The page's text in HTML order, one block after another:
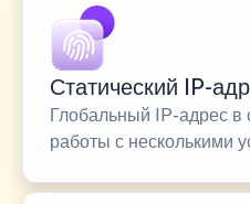
Статический IP-
Глобальный IP-адрес в
работы с несколькими